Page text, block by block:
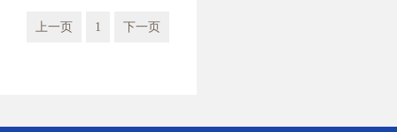
上一页 1 下一页